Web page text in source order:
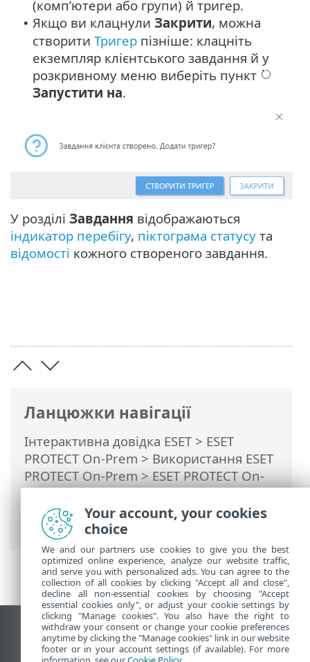
Ланцюжки навігації
Інтерактивна довідка ESET> ESET
PROTECT On-Prem > Використання ESET
PROTECT On-Prem>ESET PROTECT On-
Prem Головне меню>Завдання>
Завдання клієнта> Сканувати на
вимогу
(комп’ютери або групи) й тригер.
• Якщо ви клацнули Закрити, можна
створити Тригер пізніше: клацніть
екземпляр клієнтського завдання й у
розкривному меню виберіть пункт
Запустити на.
У розділі Завдання відображаються
індикатор перебігу, піктограма статусу та
відомості кожного створеного завдання.
Переглянути повну версію
End of Life
Your account, your cookies
choice
We and our partners use cookies to give you the best
optimized online experience, analyze our website traffic,
and serve you with personalized ads. You can agree to the
collection of all cookies by clicking "Accept all and close",
decline all non-essential cookies by choosing "Accept
essential cookies only", or adjust your cookie settings by
clicking "Manage cookies". You also have the right to
withdraw your consent or change your cookie preferences
anytime by clicking the "Manage cookies" link in our website
footer or in your account settings (if available). For more